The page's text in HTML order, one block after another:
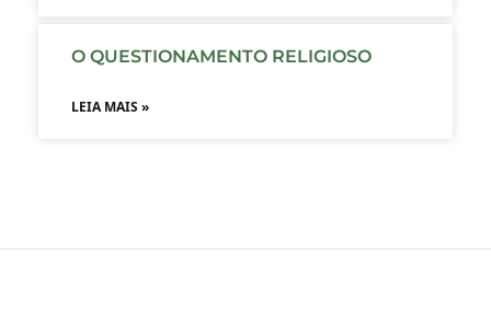
O QUESTIONAMENTO RELIGIOSO
LEIA MAIS »